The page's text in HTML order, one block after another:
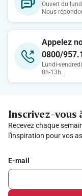
Ouvert du
Nous
Appelez
0800/
Lundi-
8h-13h.
Inscrivez-vous
Recevez chaque
l'inspiration pour vos
E-mail